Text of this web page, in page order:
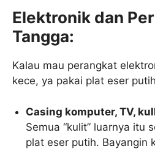
Elektronik dan
Tangga:
Kalau mau perangkat
kece, ya pakai plat eser
Casing komputer, TV,
Semua “kulit” luarnya itu
plat eser putih. Bayangin